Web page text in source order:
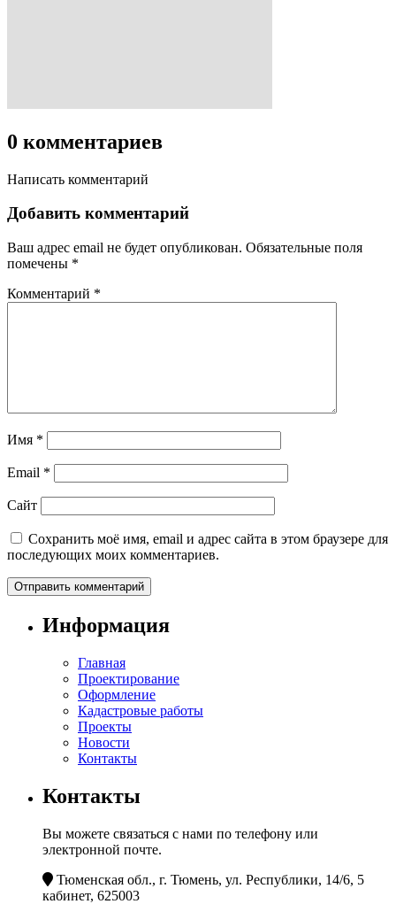
0 комментариев
Написать комментарий
Добавить комментарий
Ваш адрес email не будет опубликован. Обязательные поля
помечены *
Комментарий *
Имя *
Email *
Сайт
Сохранить моё имя, email и адрес сайта в этом браузере для
последующих моих комментариев.
Информация
Главная
Проектирование
Оформление
Кадастровые работы
Проекты
Новости
Контакты
Контакты
Вы можете связаться с нами по телефону или
электронной почте.
Тюменская обл., г. Тюмень, ул. Республики, 14/6, 5
кабинет, 625003